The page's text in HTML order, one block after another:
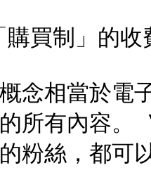
買制」的收
念相當於電
所有內容
粉絲，都可